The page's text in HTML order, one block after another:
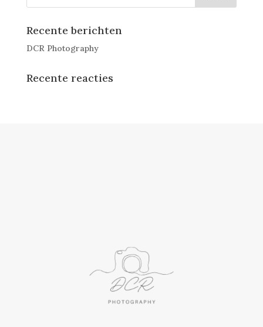
Recente berichten
DCR Photography
Recente reacties